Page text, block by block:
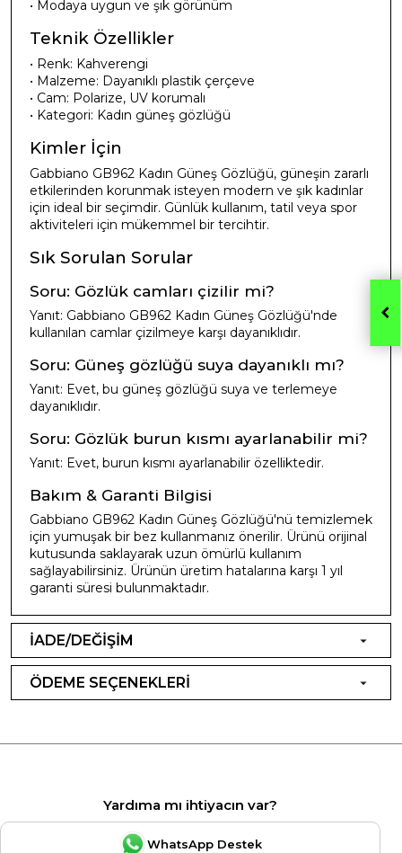
• Modaya uygun ve şık görünüm
Teknik Özellikler
• Renk: Kahverengi
• Malzeme: Dayanıklı plastik çerçeve
• Cam: Polarize, UV korumalı
• Kategori: Kadın güneş gözlüğü
Kimler İçin
Gabbiano GB962 Kadın Güneş Gözlüğü, güneşin zararlı
etkilerinden korunmak isteyen modern ve şık kadınlar
için ideal bir seçimdir. Günlük kullanım, tatil veya spor
aktiviteleri için mükemmel bir tercihtir.
Sık Sorulan Sorular
Soru: Gözlük camları çizilir mi?
Yanıt: Gabbiano GB962 Kadın Güneş Gözlüğü'nde
kullanılan camlar çizilmeye karşı dayanıklıdır.
Soru: Güneş gözlüğü suya dayanıklı mı?
Yanıt: Evet, bu güneş gözlüğü suya ve terlemeye
dayanıklıdır.
Soru: Gözlük burun kısmı ayarlanabilir mi?
Yanıt: Evet, burun kısmı ayarlanabilir özelliktedir.
Bakım & Garanti Bilgisi
Gabbiano GB962 Kadın Güneş Gözlüğü'nü temizlemek
için yumuşak bir bez kullanmanız önerilir. Ürünü orijinal
kutusunda saklayarak uzun ömürlü kullanım
sağlayabilirsiniz. Ürünün üretim hatalarına karşı 1 yıl
garanti süresi bulunmaktadır.
İADE/DEĞİŞİM
ÖDEME SEÇENEKLERİ
Yardıma mı ihtiyacın var?
WhatsApp Destek